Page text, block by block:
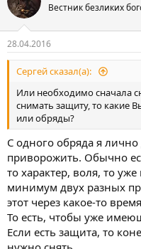
Вестник безликих
28.04.2016
Сергей сказал(а):
Или необходимо сначала
снимать защиту, то какие
или обряды?
С одного обряда я лично
приворожить. Обычно
то характер, воля, то
минимум двух разных
этот через какое-то
То есть, чтобы уже
Если есть защита, то